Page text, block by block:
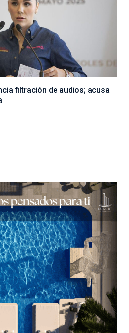
filtración de audios; acusa